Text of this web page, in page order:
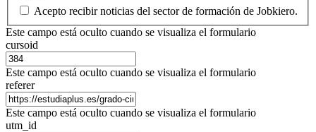
Acepto recibir noticias del sector de formación de Jobkiero.
Este campo está oculto cuando se visualiza el formulario
cursoid
Este campo está oculto cuando se visualiza el formulario
referer
Este campo está oculto cuando se visualiza el formulario
utm_id